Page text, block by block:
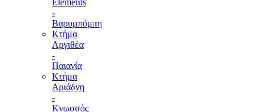
Elements
-
Βαρυμπόμπη
Κτήμα
Αργιθέα
-
Παιανία
Κτήμα
Αριάδνη
-
Κνωσσός